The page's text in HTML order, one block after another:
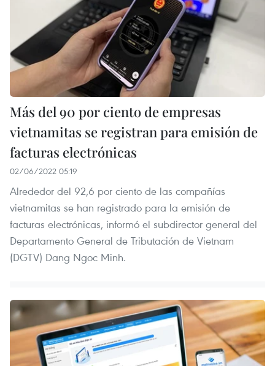
Más del 90 por ciento de empresas
vietnamitas se registran para emisión de
facturas electrónicas
02/06/2022 05:19
Alrededor del 92,6 por ciento de las compañías
vietnamitas se han registrado para la emisión de
facturas electrónicas, informó el subdirector general del
Departamento General de Tributación de Vietnam
(DGTV) Dang Ngoc Minh.